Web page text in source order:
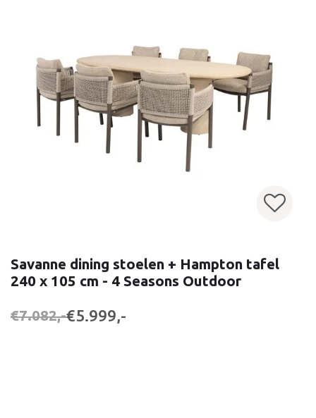
Savanne dining stoelen + Hampton tafel
240 x 105 cm - 4 Seasons Outdoor
€7.082,-€5.999,-